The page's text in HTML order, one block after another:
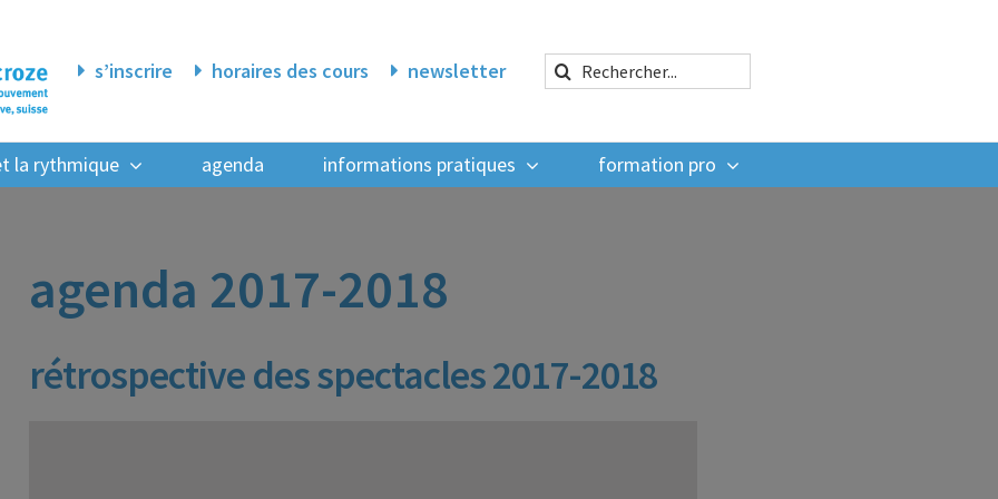
s’inscrire horaires des cours newsletter Rechercher:
la rythmique agenda informations pratiques formation pro
agenda 2017-2018
rétrospective des spectacles 2017-2018